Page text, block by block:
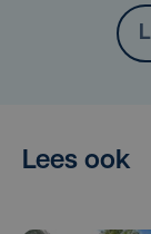
Lees ook